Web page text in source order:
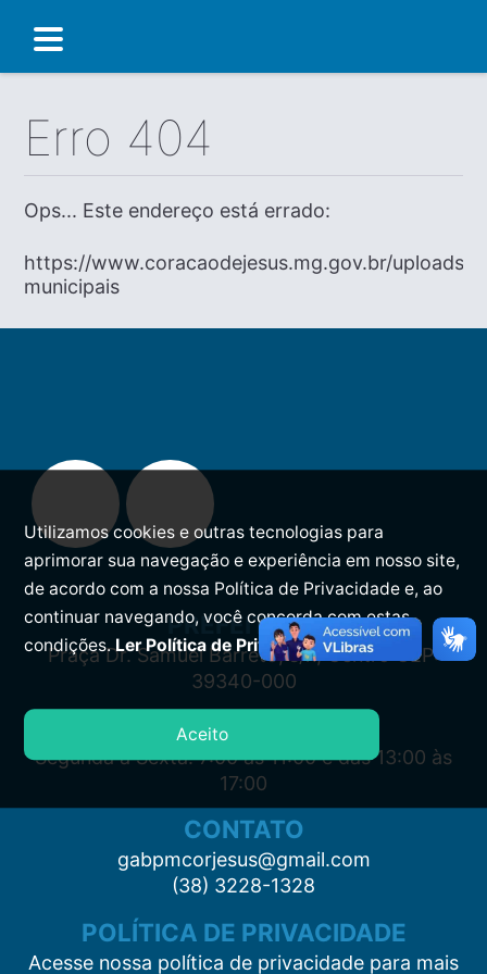
Erro 404
Ops... Este endereço está errado:
https://www.coracaodejesus.mg.gov.br/uploads/
municipais
PREFEITURA
Praça Dr. Samuel Barreto, s/n, Centro CEP:
39340-000
ATENDIMENTO
Segunda à Sexta: 7:00 às 11:00 e das 13:00 às
17:00
CONTATO
gabpmcorjesus@gmail.com
(38) 3228-1328
POLÍTICA DE PRIVACIDADE
Acesse nossa política de privacidade para mais
Utilizamos cookies e outras tecnologias para
aprimorar sua navegação e experiência em nosso site,
de acordo com a nossa Política de Privacidade e, ao
continuar navegando, você concorda com estas
condições.Ler Política de Privacidade.
Aceito